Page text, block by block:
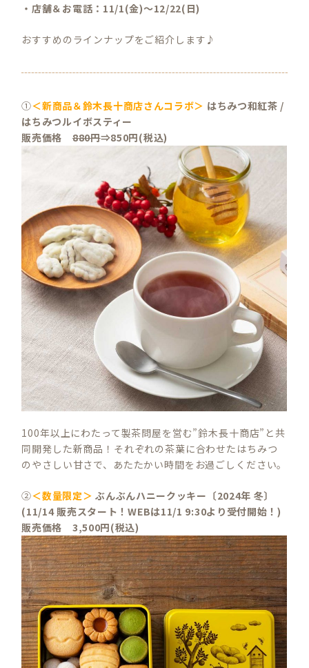
・店舗＆お電話：11/1(金)〜12/22(日)
おすすめのラインナップをご紹介します♪
①＜新商品＆鈴木長十商店さんコラボ＞ はちみつ和紅茶 /
はちみつルイボスティー
販売価格 880円⇒850円(税込)
100年以上にわたって製茶問屋を営む”鈴木長十商店”と共
同開発した新商品！それぞれの茶葉に合わせたはちみつ
のやさしい甘さで、あたたかい時間をお過ごしください。
②＜数量限定＞ ぶんぶんハニークッキー〔2024年 冬〕
(11/14 販売スタート！WEBは11/1 9:30より受付開始！)
販売価格 3,500円(税込)